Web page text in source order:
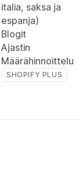
italia, saksa ja
espanja)
Blogit
Ajastin
Määrähinnoittelu
SHOPIFY PLUS